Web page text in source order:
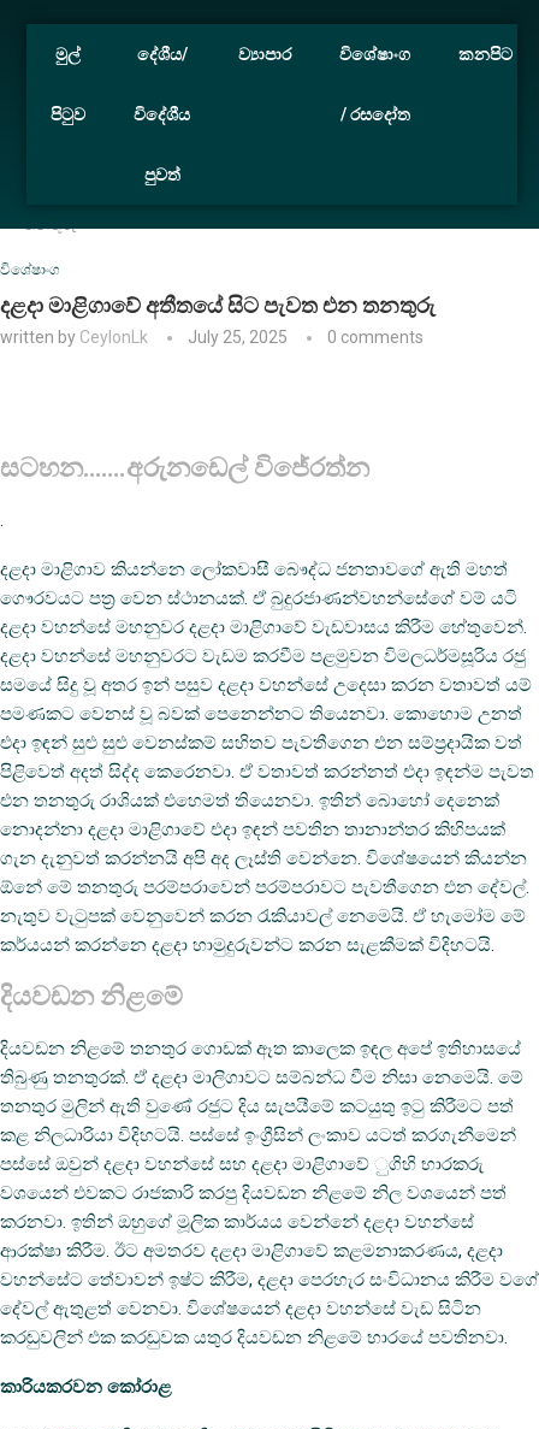
මුල්
පිටුව
දේශීය/
විදේශීය
පුවත්
ව්‍යාපාර විශේෂාංග
/ රසදෝත
කනපිට
තනතුරු
විශේෂාංග
දළදා මාළිගාවේ අතීතයේ සිට පැවත එන තනතුරු
written by CeylonLk July 25, 2025 0 comments
සටහන…….අරුනඩෙල් විජේරත්න
.
දළදා මාළිගාව කියන්නෙ ලෝකවාසී බෞද්ධ ජනතාවගේ ඇති මහත්
ගෞරවයට පත්‍ර වෙන ස්ථානයක්. ඒ බුදුරජාණන්වහන්සේගේ වම් යටි
දළදා වහන්සේ මහනුවර දළදා මාළිගාවේ වැඩවාසය කිරීම හේතුවෙන්.
දළදා වහන්සේ මහනුවරට වැඩම කරවීම පළමුවන විමලධර්මසූරිය රජු
සමයේ සිදු වූ අතර ඉන් පසුව දළදා වහන්සේ උදෙසා කරන වතාවත් යම්
පමණකට වෙනස් වූ බවක් පෙනෙන්නට තියෙනවා. කොහොම උනත්
එදා ඉඳන් සුළු සුළු වෙනස්කම් සහිතව පැවතීගෙන එන සම්ප්‍රදායික වත්
පිළිවෙත් අදත් සිද්ද කෙරෙනවා. ඒ වතාවත් කරන්නත් එදා ඉඳන්ම පැවත
එන තනතුරු රාශියක් එහෙමත් තියෙනවා. ඉතින් බොහෝ දෙනෙක්
නොදන්නා දළදා මාළිගාවේ එදා ඉඳන් පවතින තානාන්තර කිහිපයක්
ගැන දැනුවත් කරන්නයි අපි අද ලෑස්ති වෙන්නෙ. විශේෂයෙන් කියන්න
ඕනේ මේ තනතුරු පරම්පරාවෙන් පරම්පරාවට පැවතීගෙන එන දේවල්.
නැතුව වැටුපක් වෙනුවෙන් කරන රැකියාවල් නෙමෙයි. ඒ හැමෝම මේ
කර්යයන් කරන්නෙ දළදා හාමුදුරුවන්ට කරන සැළකීමක් විදිහටයි.
දියවඩන නිළමේ
දියවඩන නිළමේ තනතුර ගොඩක් ඈත කාලෙක ඉඳල අපේ ඉතිහාසයේ
තිබුණු තනතුරක්. ඒ දළදා මාලිගාවට සම්බන්ධ වීම නිසා නෙමෙයි. මේ
තනතුර මුලින් ඇති වුණේ රජුට දිය සැපයීමේ කටයුතු ඉටු කිරීමට පත්
කළ නිලධාරියා විදිහටයි. පස්සේ ඉංග්‍රීසින් ලංකාව යටත් කරගැනීමෙන්
පස්සේ ඔවුන් දළදා වහන්සේ සහ දළදා මාළිගාවේ ුගිහි භාරකරු
වශයෙන් එවකට රාජකාරි කරපු දියවඩන නිළමේ නිල වශයෙන් පත්
කරනවා. ඉතින් ඔහුගේ මූලික කාර්යය වෙන්නේ දළදා වහන්සේ
ආරක්ෂා කිරීම. ඊට අමතරව දළදා මාළිගාවේ කළමනාකරණය, දළදා
වහන්සේට තේවාවන් ඉෂ්ට කිරීම, දළදා පෙරහැර සංවිධානය කිරීම වගේ
දේවල් ඇතුළත් වෙනවා. විශේෂයෙන් දළදා වහන්සේ වැඩ සිටින
කරඬුවලින් එක කරඬුවක යතුර දියවඩන නිළමේ භාරයේ පවතිනවා.
කාරියකරවන කෝරාළ